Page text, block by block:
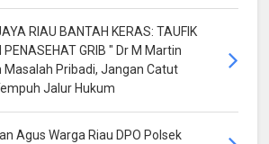
RIAU BANTAH KERAS: TAUFIK
GRIB " Dr M Martin
Masalah Pribadi, Jangan Catut
Jalur Hukum
Agus Warga Riau DPO Polsek